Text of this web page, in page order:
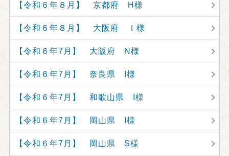
【令和６年８月】 京都府 H様
【令和６年８月】 大阪府 Ｉ様
【令和６年7月】 大阪府 N様
【令和６年7月】 奈良県 I様
【令和６年7月】 和歌山県 I様
【令和６年7月】 岡山県 I様
【令和６年7月】 岡山県 S様